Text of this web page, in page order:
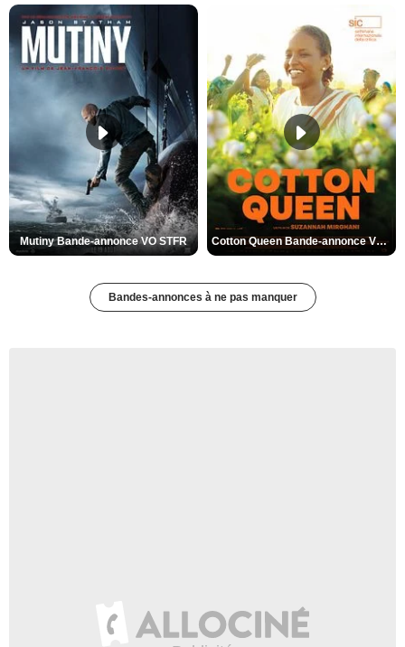
Mutiny Bande-annonce VO STFR Cotton Queen Bande-annonce VO STFR
Bandes-annonces à ne pas manquer